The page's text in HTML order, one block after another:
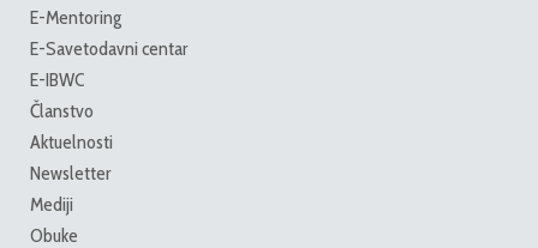
E-Mentoring
E-Savetodavni centar
E-IBWC
Članstvo
Aktuelnosti
Newsletter
Mediji
Obuke